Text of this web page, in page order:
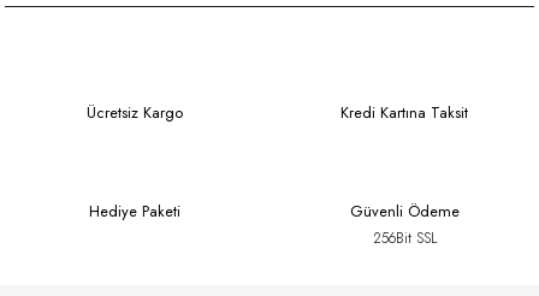
Ücretsiz Kargo Kredi Kartına Taksit
Hediye Paketi Güvenli Ödeme
256Bit SSL